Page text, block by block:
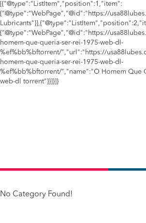
[{"@type":"ListItem","position":1,"item":
{"@type":"WebPage","@id":"https://
{"@type":"WebPage","@id":"https://
homem-que-queria-ser-rei-1975-web-dl-
%ef%bb%bftorrent/","url":"https://
homem-que-queria-ser-rei-1975-web-dl-
%ef%bb%bftorrent/","name":"O Homem Que
web-dl torrent"}}]}]}
No Category Found!